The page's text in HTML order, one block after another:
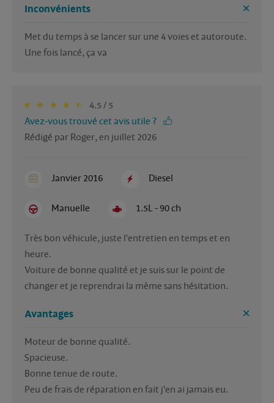
Inconvénients
Met du temps à se lancer sur une 4 voies et autoroute.
Une fois lancé, ça va
4.5 / 5
Avez-vous trouvé cet avis utile ?
Rédigé par Roger, en juillet 2026
Janvier 2016 Diesel
Manuelle 1.5L - 90 ch
Très bon véhicule, juste l'entretien en temps et en
heure.
Voiture de bonne qualité et je suis sur le point de
changer et je reprendrai la même sans hésitation.
Avantages
Moteur de bonne qualité.
Spacieuse.
Bonne tenue de route.